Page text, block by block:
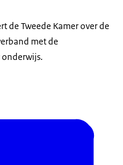
de Tweede Kamer over de
met de